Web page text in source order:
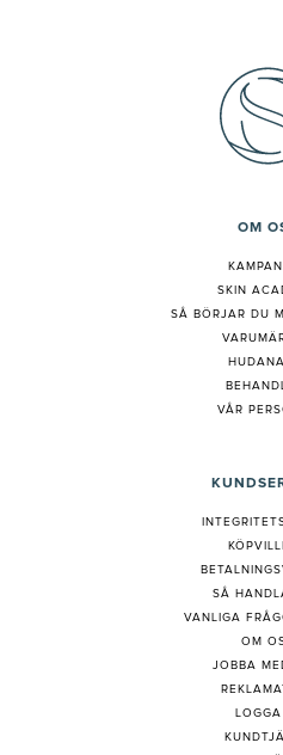
OM
SKIN
SÅ BÖRJAR DU
VÅR
SÅ
VANLIGA
OM
JOBBA
LOGGA